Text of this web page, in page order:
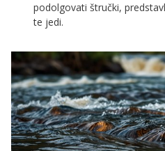
podolgovati štručki,
te jedi.